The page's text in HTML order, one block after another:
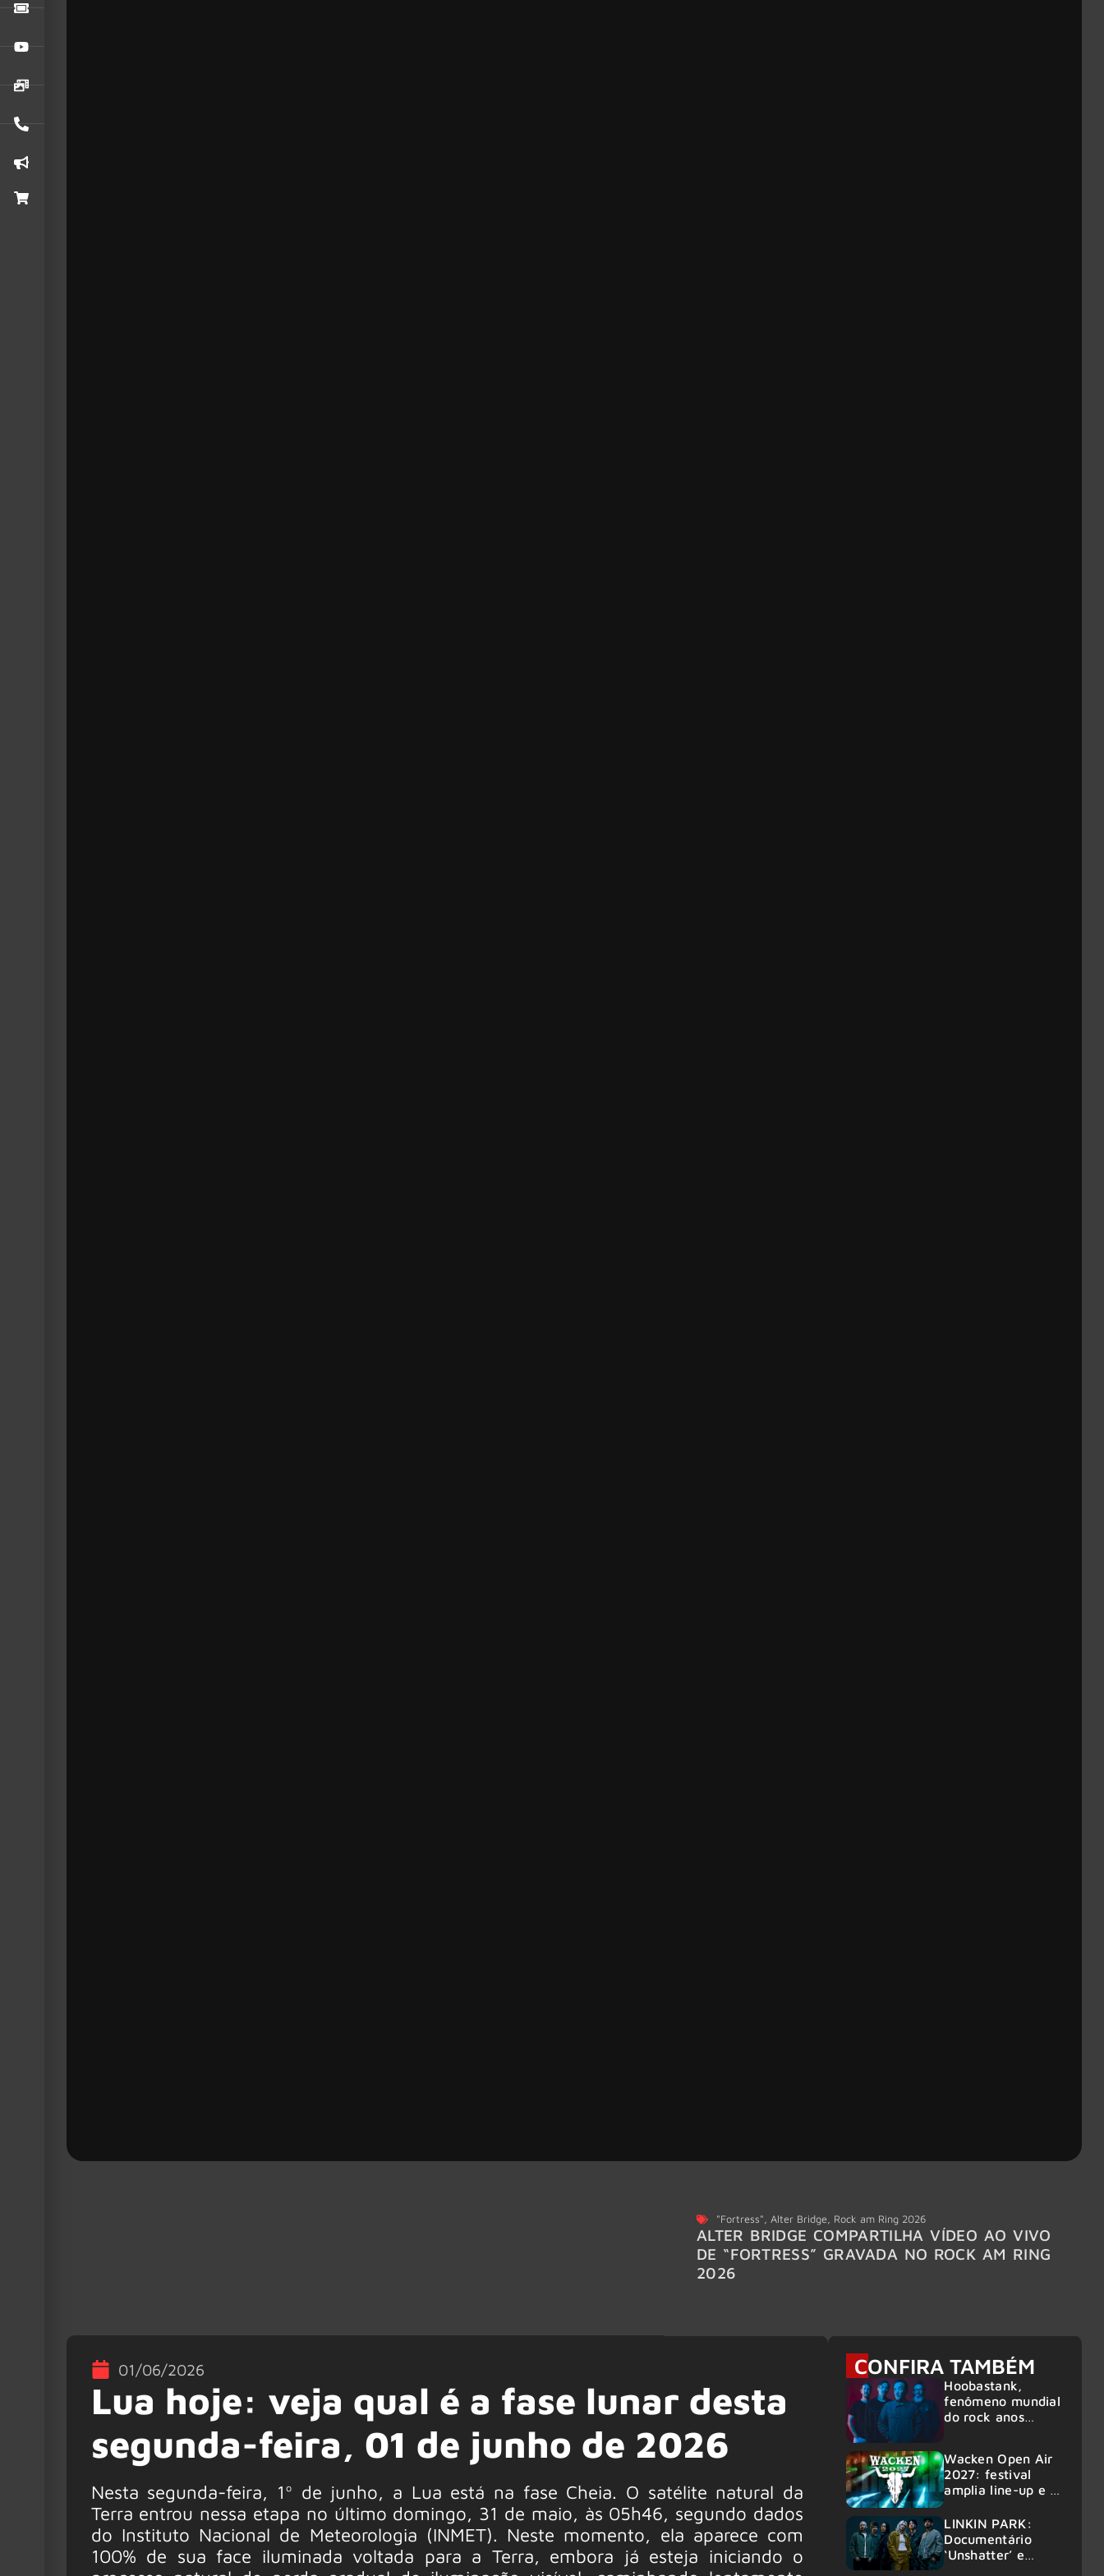
"Fortress",Alter Bridge, Rock am Ring 2026
ALTER BRIDGE COMPARTILHA VÍDEO AO VIVO
DE “FORTRESS” GRAVADA NO ROCK AM RING
2026
01/06/2026
Lua hoje: veja qual é a fase lunar desta
segunda-feira, 01 de junho de 2026
Nesta segunda-feira, 1º de junho, a Lua está na fase Cheia. O satélite natural da
Terra entrou nessa etapa no último domingo, 31 de maio, às 05h46, segundo dados
do Instituto Nacional de Meteorologia (INMET). Neste momento, ela aparece com
100% de sua face iluminada voltada para a Terra, embora já esteja iniciando o
CONFIRA TAMBÉM
Hoobastank,
fenômeno mundial
do rock anos
shows
Wacken Open Air
2027: festival
amplia line-up e já
50 bandas
LINKIN PARK:
Documentário
‘Unshatter’ e